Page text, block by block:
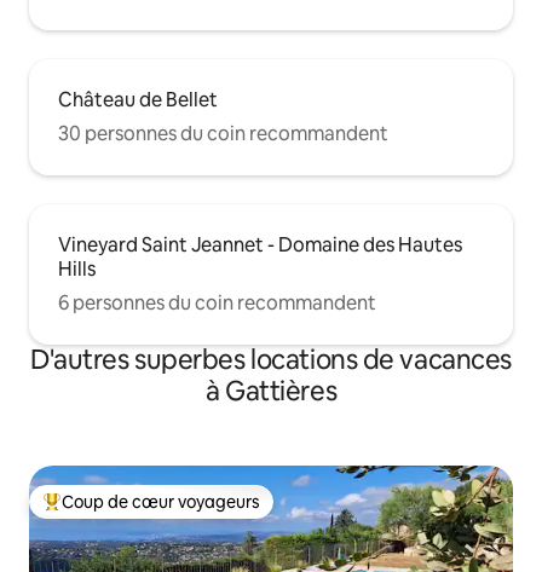
Château de Bellet
30 personnes du coin recommandent
Vineyard Saint Jeannet - Domaine des Hautes
Hills
6 personnes du coin recommandent
D'autres superbes locations de vacances
à Gattières
Coup de cœur voyageurs parmi les plus aimés
Coup de cœur voyageurs